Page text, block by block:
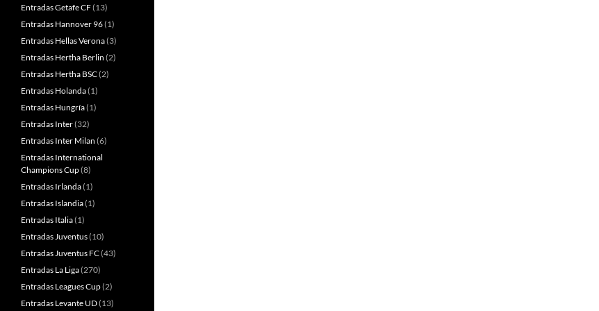
Entradas Getafe CF(13)
Entradas Hannover 96(1)
Entradas Hellas Verona(3)
Entradas Hertha Berlin (2)
Entradas Hertha BSC(2)
Entradas Holanda(1)
Entradas Hungría(1)
Entradas Inter(32)
Entradas Inter Milan (6)
Entradas International
Champions Cup(8)
Entradas Irlanda(1)
Entradas Islandia(1)
Entradas Italia(1)
Entradas Juventus(10)
Entradas Juventus FC(43)
Entradas La Liga(270)
Entradas Leagues Cup(2)
Entradas Levante UD(13)